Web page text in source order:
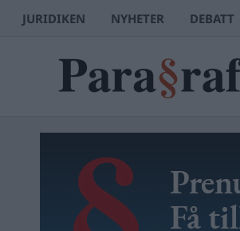
JURIDIKEN NYHETER DEBATT